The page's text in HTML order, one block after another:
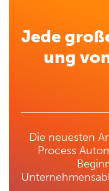
Jede
ung
Die neuesten
Process